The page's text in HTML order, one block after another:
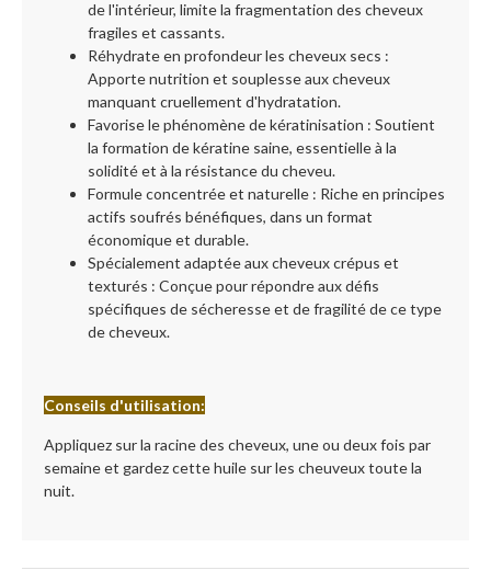
de l'intérieur, limite la fragmentation des cheveux
fragiles et cassants.
Réhydrate en profondeur les cheveux secs :
Apporte nutrition et souplesse aux cheveux
manquant cruellement d'hydratation.
Favorise le phénomène de kératinisation : Soutient
la formation de kératine saine, essentielle à la
solidité et à la résistance du cheveu.
Formule concentrée et naturelle : Riche en principes
actifs soufrés bénéfiques, dans un format
économique et durable.
Spécialement adaptée aux cheveux crépus et
texturés : Conçue pour répondre aux défis
spécifiques de sécheresse et de fragilité de ce type
de cheveux.
Conseils d'utilisation:
Appliquez sur la racine des cheveux, une ou deux fois par
semaine et gardez cette huile sur les cheuveux toute la
nuit.